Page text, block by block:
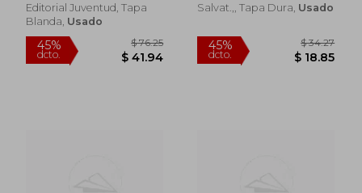
Editorial Juventud, Tapa
Blanda, Usado
Salvat.,, Tapa Dura, Usado